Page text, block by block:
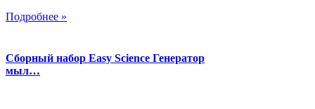
Подробнее »
Сборный набор Easy Science Генератор
мыл…